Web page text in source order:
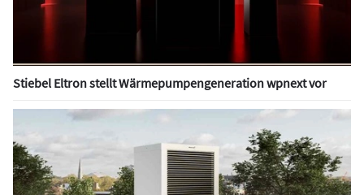
Stiebel Eltron stellt Wärmepumpengeneration wpnext vor